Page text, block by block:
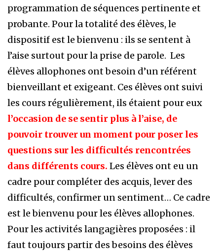
programmation de séquences pertinente et
probante. Pour la totalité des élèves, le
dispositif est le bienvenu : ils se sentent à
l’aise surtout pour la prise de parole. Les
élèves allophones ont besoin d’un référent
bienveillant et exigeant. Ces élèves ont suivi
les cours régulièrement, ils étaient pour eux
l’occasion de se sentir plus à l’aise, de
pouvoir trouver un moment pour poser les
questions sur les difficultés rencontrées
dans différents cours. Les élèves ont eu un
cadre pour compléter des acquis, lever des
difficultés, confirmer un sentiment… Ce cadre
est le bienvenu pour les élèves allophones.
Pour les activités langagières proposées : il
faut toujours partir des besoins des élèves